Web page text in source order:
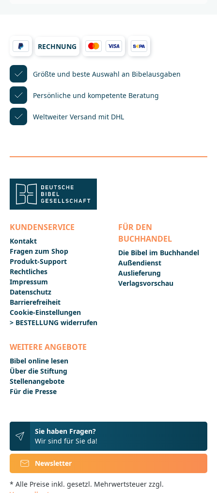
Bibelausgabe der Programmfamilien BIBELDIGITAL
oder "MFchi" sofort per Mausklick aufgeschlagen
werden.Kombinieren Sie die Biblische
Themenkonkordanz mit weiteren BIBELDIGITAL-
Produkten zur Komplettausstattung für
Andachtsvorbereitung und Bibelarbeit!Den
Download-Link erhalten Sie direkt nach Ihrer
Bestellung oder Sie können die Datei im Nachhinein
im Bereich "Ihr Konto" herunterladen. Eine
detaillierte Installationsanleitung, die Sie unbedingt
zusammen mit dem Download-Modul archivieren
RECHNUNG
Größte und beste Auswahl an Bibelausgaben
Persönliche und kompetente Beratung
Weltweiter Versand mit DHL
KUNDENSERVICE
Kontakt
Fragen zum Shop
Produkt-Support
Rechtliches
Impressum
Datenschutz
Barrierefreiheit
Cookie-Einstellungen
> BESTELLUNG widerrufen
FÜR DEN
BUCHHANDEL
Die Bibel im Buchhandel
Außendienst
Auslieferung
Verlagsvorschau
WEITERE ANGEBOTE
Bibel online lesen
Über die Stiftung
Stellenangebote
Für die Presse
Sie haben Fragen?
Wir sind für Sie da!
Newsletter
* Alle Preise inkl. gesetzl. Mehrwertsteuer zzgl.